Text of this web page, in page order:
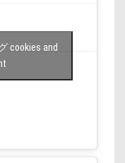
cookies and